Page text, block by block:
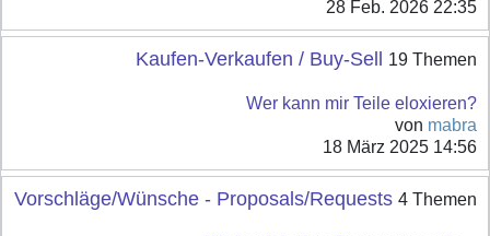
28 Feb. 2026 22:35
Kaufen-Verkaufen / Buy-Sell 19 Themen
Wer kann mir Teile eloxieren?
von mabra
18 März 2025 14:56
Vorschläge/Wünsche - Proposals/Requests 4 Themen